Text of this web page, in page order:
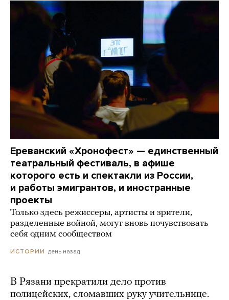
Ереванский «Хронофест» — единственный
театральный фестиваль, в афише
которого есть и спектакли из России,
и работы эмигрантов, и иностранные
проекты
Только здесь режиссеры, артисты и зрители,
разделенные войной, могут вновь почувствовать
себя одним сообществом
ИСТОРИИ день назад
В Рязани прекратили дело против
полицейских, сломавших руку учительнице.